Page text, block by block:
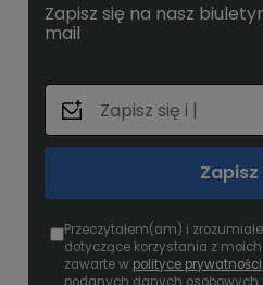
Zapisz się na nasz
mail
Zapisz
Przeczytałem(am) i
dotyczące korzystania z
zawarte w polityce prywatności
podanych danych osobowych